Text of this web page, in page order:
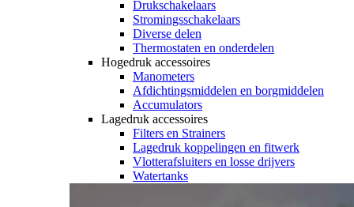
Drukschakelaars
Stromingsschakelaars
Diverse delen
Thermostaten en onderdelen
Hogedruk accessoires
Manometers
Afdichtingsmiddelen en borgmiddelen
Accumulators
Lagedruk accessoires
Filters en Strainers
Lagedruk koppelingen en fitwerk
Vlotterafsluiters en losse drijvers
Watertanks